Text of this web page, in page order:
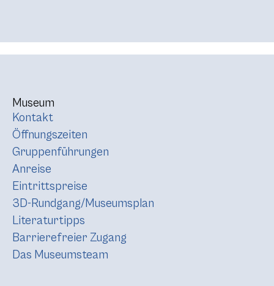
Museum
Kontakt
Öffnungszeiten
Gruppenführungen
Anreise
Eintrittspreise
3D-Rundgang/Museumsplan
Literaturtipps
Barrierefreier Zugang
Das Museumsteam